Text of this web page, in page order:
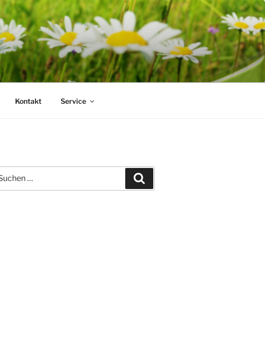
Kontakt Service